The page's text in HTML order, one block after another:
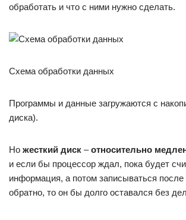
обработать и что с ними нужно сделать.
Схема обработки данных
Программы и данные загружаются с
диска).
Но жесткий диск –относительно
и если бы процессор ждал, пока будет
информация, а потом записываться после
обратно, то он бы долго оставался без